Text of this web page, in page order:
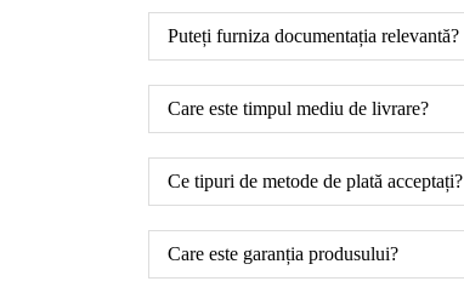
Puteți furniza documentația relevantă?
Care este timpul mediu de livrare?
Ce tipuri de metode de plată acceptați?
Care este garanția produsului?